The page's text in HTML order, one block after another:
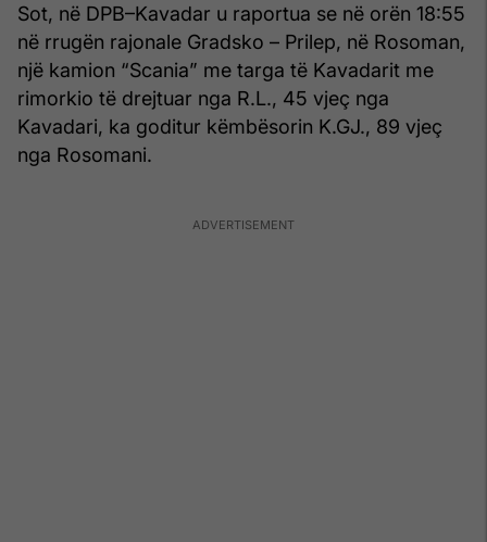
Sot, në DPB–Kavadar u raportua se në orën 18:55
në rrugën rajonale Gradsko – Prilep, në Rosoman,
një kamion “Scania” me targa të Kavadarit me
rimorkio të drejtuar nga R.L., 45 vjeç nga
Kavadari, ka goditur këmbësorin K.GJ., 89 vjeç
nga Rosomani.